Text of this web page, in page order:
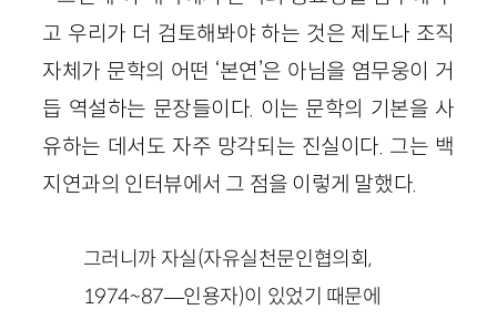
고 우리가 더 검토해봐야 하는 것은 제도나 조직
자체가 문학의 어떤 ‘본연’은 아님을 염무웅이 거
듭 역설하는 문장들이다. 이는 문학의 기본을 사
유하는 데서도 자주 망각되는 진실이다. 그는 백
지연과의 인터뷰에서 그 점을 이렇게 말했다.
그러니까 자실(자유실천문인협의회,
1974~87—인용자)이 있었기 때문에